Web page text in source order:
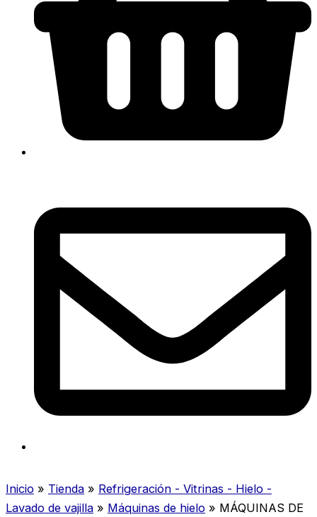
Inicio » Tienda » Refrigeración - Vitrinas - Hielo -
Lavado de vajilla » Máquinas de hielo » MÁQUINAS DE